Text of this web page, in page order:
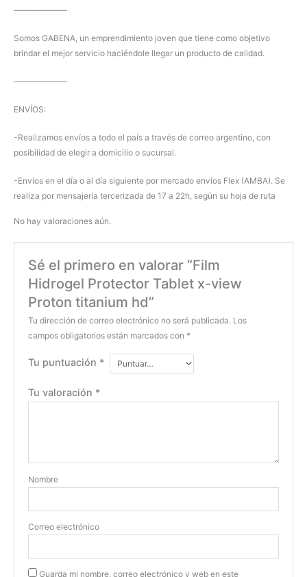
——————–
Somos GABENA, un emprendimiento joven que tiene como objetivo
brindar el mejor servicio haciéndole llegar un producto de calidad.
——————–
ENVÍOS:
-Realizamos envíos a todo el país a través de correo argentino, con
posibilidad de elegir a domicilio o sucursal.
-Envíos en el día o al día siguiente por mercado envíos Flex (AMBA). Se
realiza por mensajería tercerizada de 17 a 22h, según su hoja de ruta
No hay valoraciones aún.
Sé el primero en valorar “Film
Hidrogel Protector Tablet x-view
Proton titanium hd”
Tu dirección de correo electrónico no será publicada. Los
campos obligatorios están marcados con *
Tu puntuación *
Tu valoración *
Nombre
Correo electrónico
Guarda mi nombre, correo electrónico y web en este